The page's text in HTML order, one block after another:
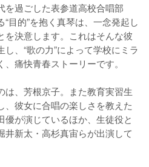
を過ごした表参道高校合唱部
目的”を抱く真琴は、一念発起し
を決意します。これはそんな彼
、“歌の力”によって学校にミラ
痛快青春ストーリーです。
は、芳根京子。また教育実習生
、彼女に合唱の楽しさを教えた
が演じているほか、生徒役と
井新太・高杉真宙らが出演して